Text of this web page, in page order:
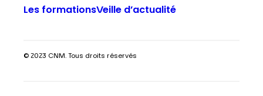
Les formationsVeille d’actualité
© 2023 CNM. Tous droits réservés